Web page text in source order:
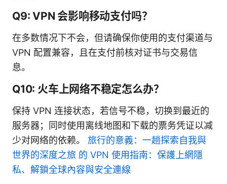
Q9: VPN 会影响移动支付吗？
在多数情况下不会，但请确保你使用的支付渠道与
VPN 配置兼容，且在支付前核对证书与交易信
息。
Q10: 火车上网络不稳定怎么办？
保持 VPN 连接状态，若信号不稳，切换到最近的
服务器；同时使用离线地图和下载的票务凭证以减
少对网络的依赖。 旅行的意義：一趟探索自我與
世界的深度之旅 的 VPN 使用指南：保護上網隱
私、解鎖全球內容與安全連線